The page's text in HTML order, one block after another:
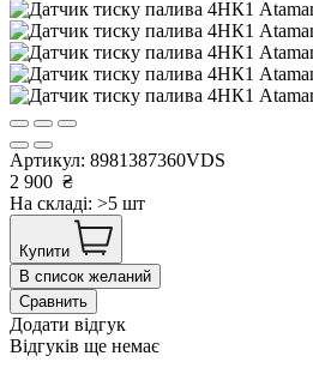
Артикул: 8981387360VDS
2 900 ₴
На складі: >5 шт
Купити
В список желаний
Сравнить
Додати відгук
Відгуків ще немає